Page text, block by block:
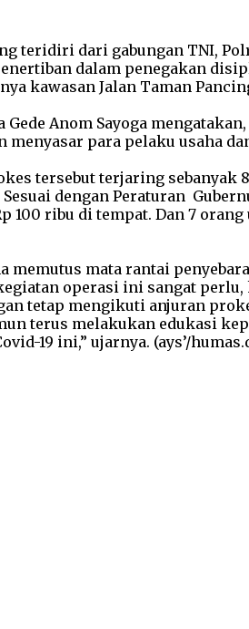
teridiri dari gabungan TNI,
dalam penegakan
kawasan Jalan Taman
Gede Anom Sayoga
para pelaku usaha
tersebut terjaring sebanyak
dengan Peraturan
100 ribu di tempat. Dan 7
mata rantai
operasi ini sangat
tetap mengikuti anjuran
terus melakukan edukasi
19 ini,” ujarnya. (ays’/